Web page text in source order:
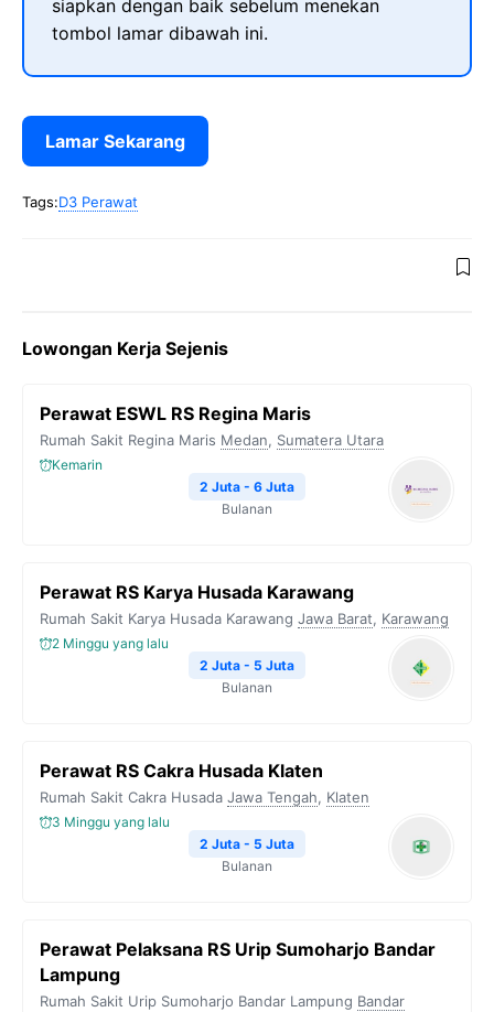
siapkan dengan baik sebelum menekan
tombol lamar dibawah ini.
Lamar Sekarang
Tags:D3 Perawat
Lowongan Kerja Sejenis
Perawat ESWL RS Regina Maris
Rumah Sakit Regina Maris Medan, Sumatera Utara
Kemarin
2 Juta - 6 Juta
Bulanan
Perawat RS Karya Husada Karawang
Rumah Sakit Karya Husada Karawang Jawa Barat, Karawang
2 Minggu yang lalu
2 Juta - 5 Juta
Bulanan
Perawat RS Cakra Husada Klaten
Rumah Sakit Cakra Husada Jawa Tengah, Klaten
3 Minggu yang lalu
2 Juta - 5 Juta
Bulanan
Perawat Pelaksana RS Urip Sumoharjo Bandar
Lampung
Rumah Sakit Urip Sumoharjo Bandar Lampung Bandar